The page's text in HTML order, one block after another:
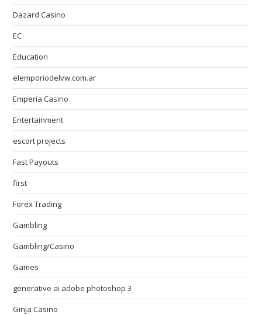
Dazard Casino
EC
Education
elemporiodelvw.com.ar
Emperia Casino
Entertainment
escort projects
Fast Payouts
first
Forex Trading
Gambling
Gambling/Casino
Games
generative ai adobe photoshop 3
Ginja Casino